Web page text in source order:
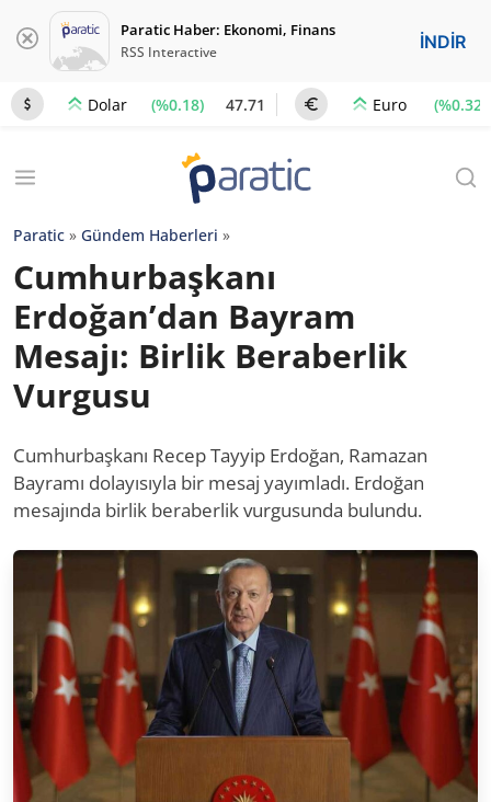
Paratic Haber: Ekonomi, Finans
RSS Interactive İNDİR
Dolar (%0.18) 47.71 Euro (%0.32)
Paratic » Gündem Haberleri »
Cumhurbaşkanı
Erdoğan’dan Bayram
Mesajı: Birlik Beraberlik
Vurgusu
Cumhurbaşkanı Recep Tayyip Erdoğan, Ramazan
Bayramı dolayısıyla bir mesaj yayımladı. Erdoğan
mesajında birlik beraberlik vurgusunda bulundu.